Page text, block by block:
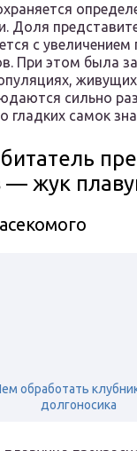
Доля
с увеличением
При этом была
сильно
гладких самок
— жук
обработать
долгоносика